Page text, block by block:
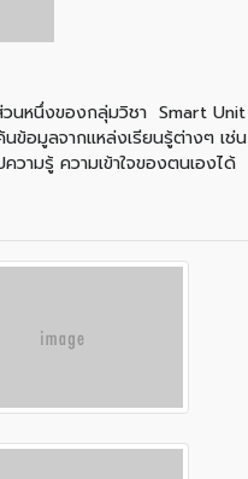
วนหนึ่งของกลุ่มวิชา Smart Unit
ข้อมูลจากแหล่งเรียนรู้ต่างๆ เช่น
ามรู้ ความเข้าใจของตนเองได้